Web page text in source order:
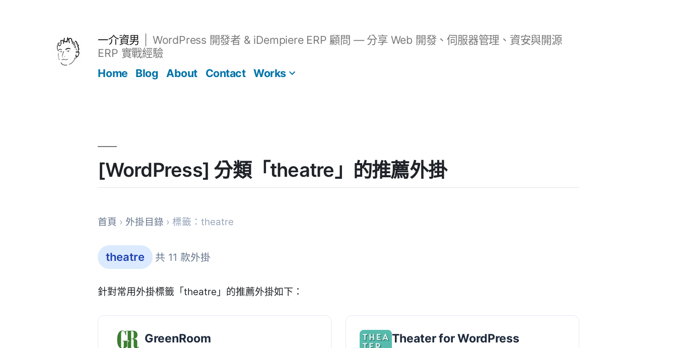
一介資男
WordPress 開發者 & iDempiere ERP 顧問 — 分享 Web 開發、伺服器管理、資安與開源
ERP 實戰經驗
Home
Blog About Contact Works
[WordPress] 分類「theatre」的推薦外掛
首頁 › 外掛目錄 › 標籤：theatre
theatre 共 11 款外掛
針對常用外掛標籤「theatre」的推薦外掛如下：
GreenRoom Theater for WordPress